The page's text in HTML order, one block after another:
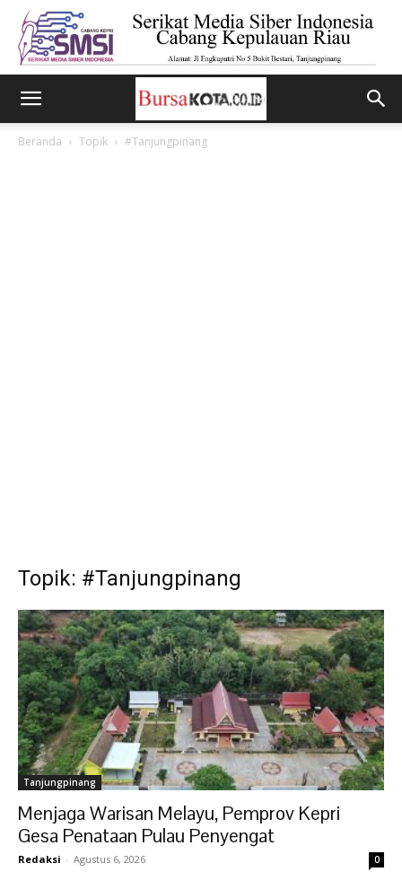
Beranda Topik #Tanjungpinang
Topik: #Tanjungpinang
Tanjungpinang
Menjaga Warisan Melayu, Pemprov Kepri
Gesa Penataan Pulau Penyengat
Redaksi - Agustus 6, 2026 0